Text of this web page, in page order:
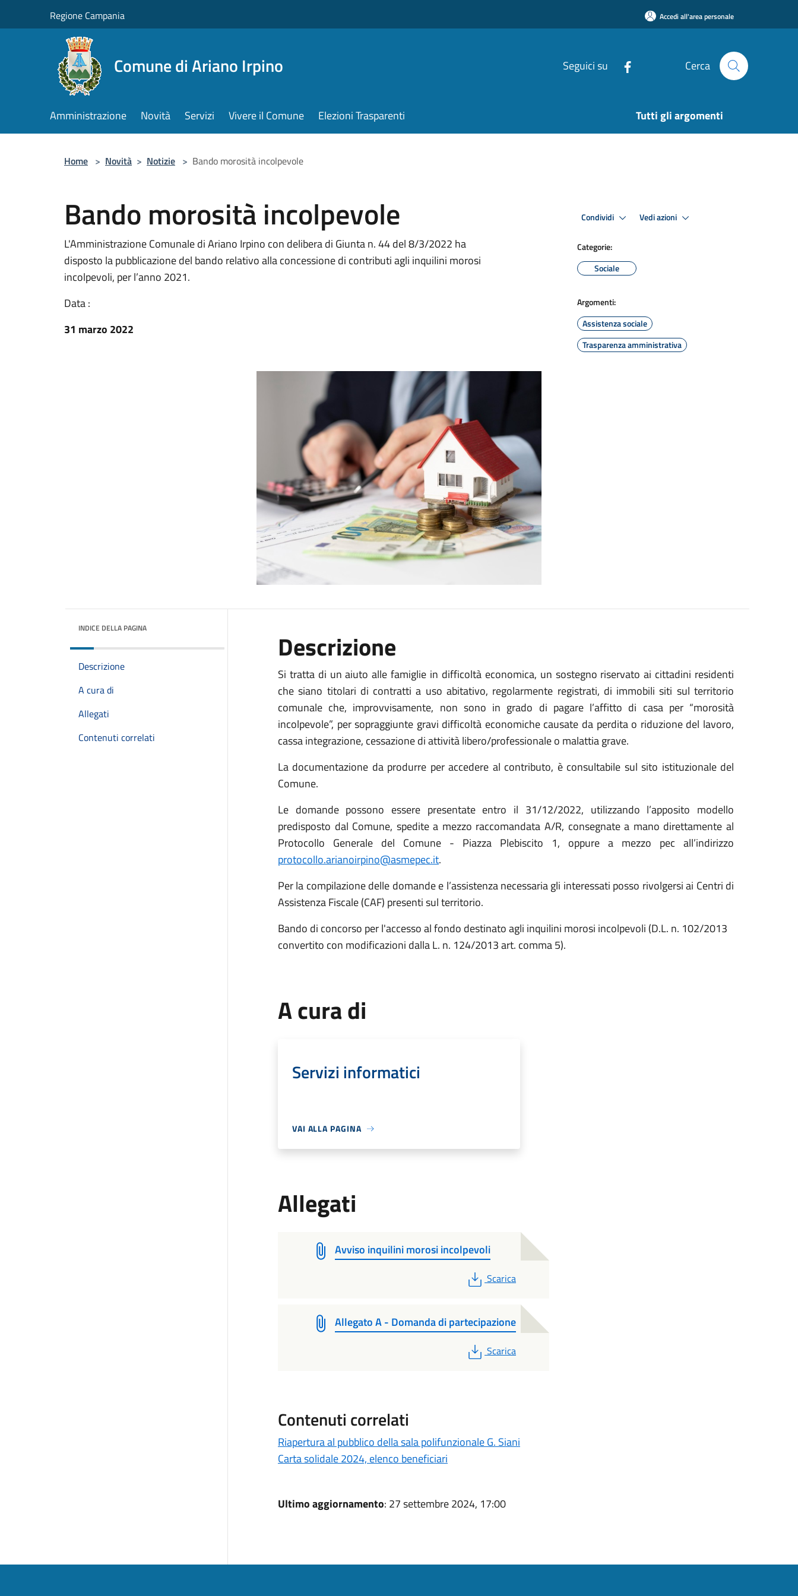
Regione Campania Accedi all'area personale
Comune di Ariano Irpino Seguici su Cerca
Amministrazione Novità Servizi Vivere il Comune Elezioni Trasparenti Tutti gli argomenti
Home > Novità > Notizie > Bando morosità incolpevole
Bando morosità incolpevole
L'Amministrazione Comunale di Ariano Irpino con delibera di Giunta n. 44 del 8/3/2022 ha
disposto la pubblicazione del bando relativo alla concessione di contributi agli inquilini morosi
incolpevoli, per l’anno 2021.
Data :
31 marzo 2022
Condividi Vedi azioni
Categorie:
Sociale
Argomenti:
Assistenza sociale
Trasparenza amministrativa
INDICE DELLA PAGINA
Descrizione
A cura di
Allegati
Contenuti correlati
Descrizione
Si tratta di un aiuto alle famiglie in difficoltà economica, un sostegno riservato ai cittadini residenti
che siano titolari di contratti a uso abitativo, regolarmente registrati, di immobili siti sul territorio
comunale che, improvvisamente, non sono in grado di pagare l’affitto di casa per “morosità
incolpevole”, per sopraggiunte gravi difficoltà economiche causate da perdita o riduzione del lavoro,
cassa integrazione, cessazione di attività libero/professionale o malattia grave.
La documentazione da produrre per accedere al contributo, è consultabile sul sito istituzionale del
Comune.
Le domande possono essere presentate entro il 31/12/2022, utilizzando l’apposito modello
predisposto dal Comune, spedite a mezzo raccomandata A/R, consegnate a mano direttamente al
Protocollo Generale del Comune - Piazza Plebiscito 1, oppure a mezzo pec all’indirizzo
protocollo.arianoirpino@asmepec.it.
Per la compilazione delle domande e l’assistenza necessaria gli interessati posso rivolgersi ai Centri di
Assistenza Fiscale (CAF) presenti sul territorio.
Bando di concorso per l'accesso al fondo destinato agli inquilini morosi incolpevoli (D.L. n. 102/2013
convertito con modificazioni dalla L. n. 124/2013 art. comma 5).
A cura di
Servizi informatici
VAI ALLA PAGINA
Allegati
Avviso inquilini morosi incolpevoli
PDF
Scarica
Allegato A - Domanda di partecipazione
PDF
Scarica
Contenuti correlati
Riapertura al pubblico della sala polifunzionale G. Siani
Carta solidale 2024, elenco beneficiari
Ultimo aggiornamento: 27 settembre 2024, 17:00